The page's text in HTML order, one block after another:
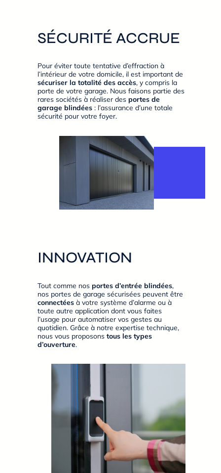
SÉCURITÉ ACCRUE
Pour éviter toute tentative d’effraction à
l’intérieur de votre domicile, il est important de
sécuriser la totalité des accès, y compris la
porte de votre garage. Nous faisons partie des
rares sociétés à réaliser des portes de
garage blindées: l’assurance d’une totale
sécurité pour votre foyer.
INNOVATION
Tout comme nos portes d’entrée blindées,
nos portes de garage sécurisées peuvent être
connectéesà votre système d’alarme ou à
toute autre application dont vous faites
l’usage pour automatiser vos gestes au
quotidien. Grâce à notre expertise technique,
nous vous proposons tous les types
d’ouverture.